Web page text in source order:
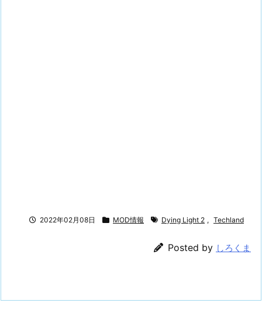
2022年02月08日 MOD情報 Dying Light 2 , Techland
Posted by しろくま